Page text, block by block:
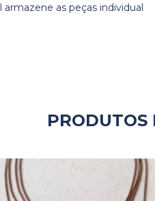
as peças individual
PRODUTOS